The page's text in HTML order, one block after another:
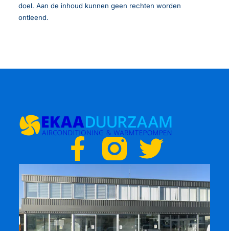
doel. Aan de inhoud kunnen geen rechten worden
ontleend.
F
a
c
e
T
w
i
t